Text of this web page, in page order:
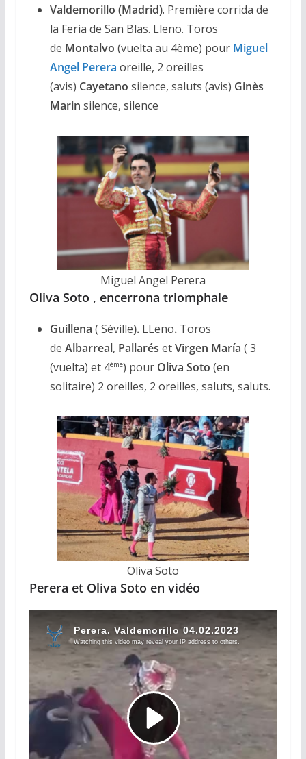
Valdemorillo (Madrid). Première corrida de
la Feria de San Blas. Lleno. Toros
de Montalvo (vuelta au 4ème) pour Miguel
Angel Perera oreille, 2 oreilles
(avis) Cayetano silence, saluts (avis) Ginès
Marin silence, silence
Miguel Angel Perera
Oliva Soto , encerrona triomphale
Guillena ( Séville).LLeno. Toros
de Albarreal, Pallarés etVirgen María ( 3
(vuelta) et 4ème) pour Oliva Soto (en
solitaire) 2 oreilles, 2 oreilles, saluts, saluts.
Oliva Soto
Perera et Oliva Soto en vidéo